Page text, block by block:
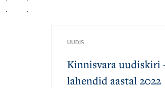
UUDIS
Kinnisvara uudiskiri
lahendid